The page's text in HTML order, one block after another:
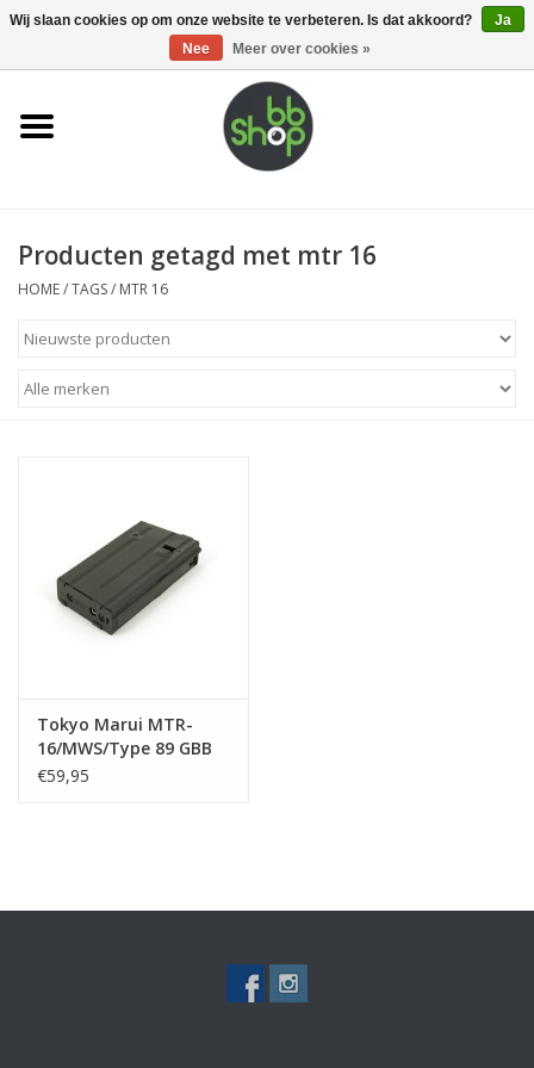
0 Artikelen - €0,00
Home
Supplies
Magazines
Tactical Equipment
Merken
Producten getagd met mtr 16
HOME/TAGS/ MTR 16
Tokyo Marui MTR-
16/MWS/Type 89 GBB
Magazine 20 bb's
€59,95
Wij slaan cookies op om onze website te verbeteren. Is dat akkoord?
Ja
Nee
Meer over cookies »